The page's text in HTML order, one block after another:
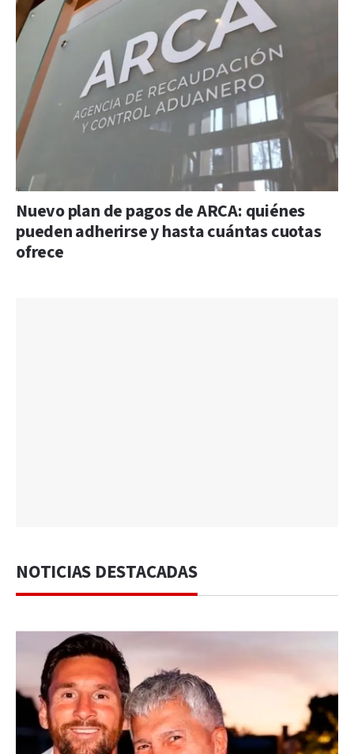
Nuevo plan de pagos de ARCA: quiénes
pueden adherirse y hasta cuántas cuotas
ofrece
NOTICIAS DESTACADAS